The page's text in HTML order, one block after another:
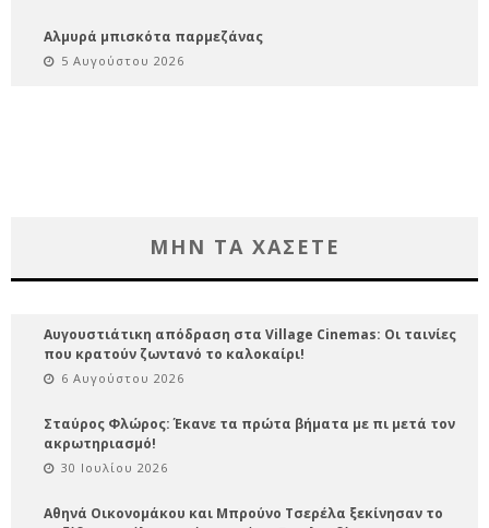
Αλμυρά μπισκότα παρμεζάνας
5 Αυγούστου 2026
ΜΗΝ ΤΑ ΧΑΣΕΤΕ
Αυγουστιάτικη απόδραση στα Village Cinemas: Οι ταινίες
που κρατούν ζωντανό το καλοκαίρι!
6 Αυγούστου 2026
Σταύρος Φλώρος: Έκανε τα πρώτα βήματα με πι μετά τον
ακρωτηριασμό!
30 Ιουλίου 2026
Αθηνά Οικονομάκου και Μπρούνο Τσερέλα ξεκίνησαν το